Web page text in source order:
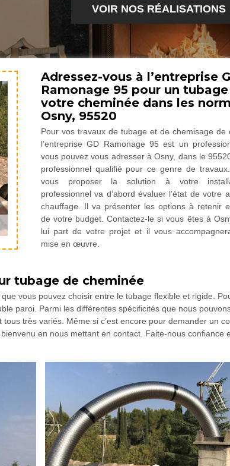
VOIR NOS RÉALISATIONS
Adressez-vous à l’entreprise
Ramonage 95 pour un
votre cheminée dans les
Osny, 95520
Pour vos travaux de tubage et de chemisage de
l’entreprise GD Ramonage 95 est un
vous pouvez vous adresser à Osny, dans le
professionnel qualifié pour ce genre de
vous proposer la solution à votre
professionnel va d’abord évaluer l’état de votre
chauffage. Il va présenter les options à retenir
de votre budget. Contactez-le si vous êtes à
lui part de votre projet et il vous
mise en œuvre.
tubage de cheminée
vous pouvez choisir entre le tubage flexible et rigide.
paroi. Parmi les différentes spécificités que nous
très variés. Même si c’est encore pour demander un
en nous mettant en contact. Faite-nous confiance